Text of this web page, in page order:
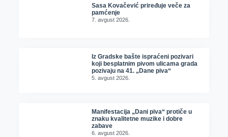
Sasa Kovačević priređuje veče za
pamćenje
7. avgust 2026.
Iz Gradske bašte ispraćeni pozivari
koji besplatnim pivom ulicama grada
pozivaju na 41. „Dane piva“
5. avgust 2026.
Manifestacija „Dani piva“ protiče u
znaku kvalitetne muzike i dobre
zabave
6. avgust 2026.